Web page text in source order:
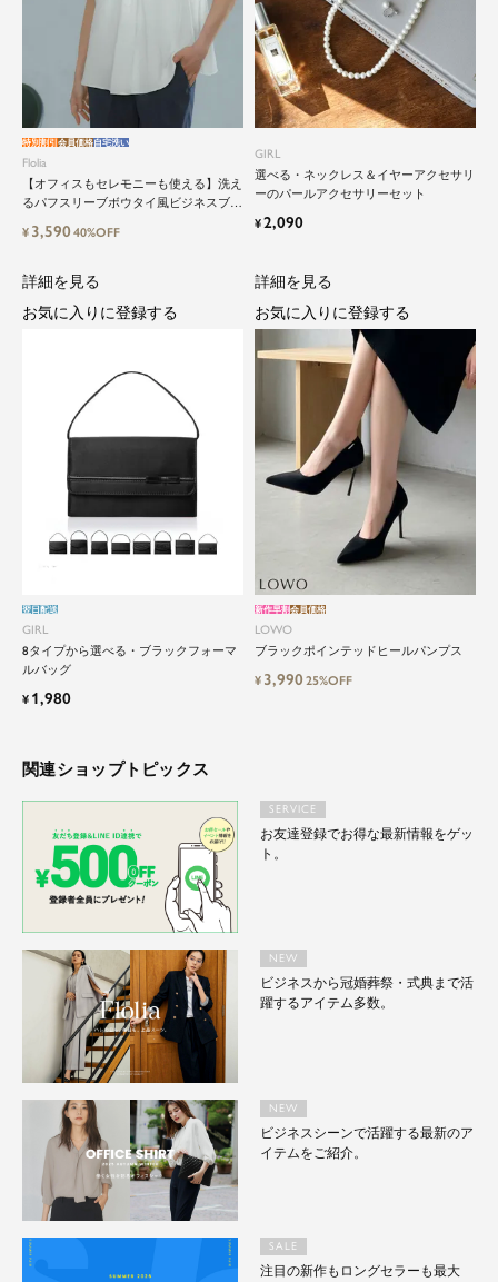
鮮度アップを重ねつづける、大人の女
性のためのスーツファッション
オフィスやマザーシーンで活躍するセレモニース
ーツ。気負わずに着て頂ける素敵な一枚...それが
Floliaの提案するスーツです。
品よく艶やかに着こなすことのできる女性らしい
セットアップから、故人を偲ぶのに相応しい洗練
感のあるブラックフォーマルまで幅広くご提案さ
せて頂きます。
Flolia
【オフィスもセレモニーも使える】洗え
るパフスリーブボウタイ風ビジネスブラ
特別割引会員価格自宅洗い
¥ 3,59040%OFF
GIRL
選べる・ネックレス＆イヤーアクセサリ
ーのパールアクセサリーセット
¥2,090
GIRL
8タイプから選べる・ブラックフォーマ
ルバッグ
翌日配送
¥ 1,980
詳細を見る
お気に入りに登録する
LOWO
ブラックポインテッドヒールパンプス
新作早割会員価格
¥ 3,99025%OFF
詳細を見る
お気に入りに登録する
関連ショップトピックス
SERVICE
お友達登録でお得な最新情報をゲッ
ト。
NEW
ビジネスから冠婚葬祭・式典まで活
躍するアイテム多数。
NEW
ビジネスシーンで活躍する最新のア
イテムをご紹介。
SALE
注目の新作もロングセラーも最大